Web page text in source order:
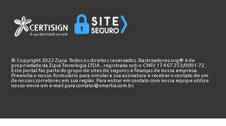
© Copyright 2022 Zipia. Todos os direitos reservados. Rastreadores.org® é de
propriedade daZipia Tecnologia LTDA
, registrada sob o CNPJ 17.467.253/0001-72.
Este portal faz parte do grupo de sites de seguros e finanças de nossa empresa.
Preencha o nosso formulário para simular a sua assinatura e receber o contato de um
de nossos corretores em sua região. Para entrar em contato com nossa equipe utilize
nosso envie um e-mail paracontato@smartia.com.br.